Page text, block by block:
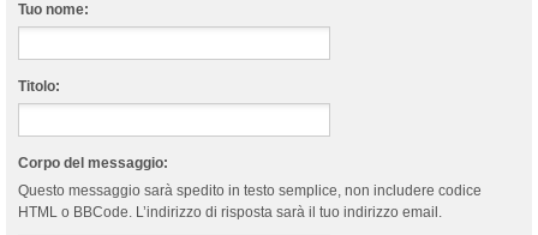
Tuo nome:
Titolo:
Corpo del messaggio:
Questo messaggio sarà spedito in testo semplice, non includere codice
HTML o BBCode. L’indirizzo di risposta sarà il tuo indirizzo email.